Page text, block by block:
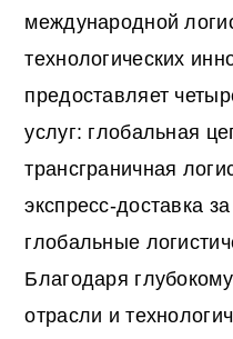
международной
технологических
предоставляет
услуг: глобальная
трансграничная
экспресс-доставка
глобальные
Благодаря
отрасли и